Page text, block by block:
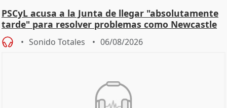
PSCyL acusa a la Junta de llegar "absolutamente
tarde" para resolver problemas como Newcastle
Sonido Totales 06/08/2026